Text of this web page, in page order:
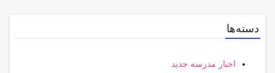
دسته‌ها
اخبار مدرسه جدید